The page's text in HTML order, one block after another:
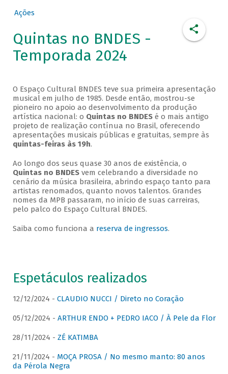
Ações
Quintas no BNDES -
Temporada 2024
O Espaço Cultural BNDES teve sua primeira apresentação
musical em julho de 1985. Desde então, mostrou-se
pioneiro no apoio ao desenvolvimento da produção
artística nacional: o Quintas no BNDESé o mais antigo
projeto de realização contínua no Brasil, oferecendo
apresentações musicais públicas e gratuitas, sempre às
quintas-feiras às 19h.
Ao longo dos seus quase 30 anos de existência, o
Quintas no BNDESvem celebrando a diversidade no
cenário da música brasileira, abrindo espaço tanto para
artistas renomados, quanto novos talentos. Grandes
nomes da MPB passaram, no início de suas carreiras,
pelo palco do Espaço Cultural BNDES.
Saiba como funciona a reserva de ingressos.
Espetáculos realizados
12/12/2024 - CLAUDIO NUCCI / Direto no Coração
05/12/2024 - ARTHUR ENDO + PEDRO IACO / À Pele da Flor
28/11/2024 - ZÉ KATIMBA
21/11/2024 - MOÇA PROSA / No mesmo manto: 80 anos
da Pérola Negra